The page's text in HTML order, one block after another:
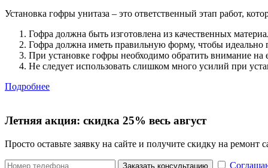
Установка гофры унитаза – это ответственный этап работ,
Гофра должна быть изготовлена из качественных
Гофра должна иметь правильную форму, чтобы идеально
При установке гофры необходимо обратить внимание на
Не следует использовать слишком много усилий при
Подробнее
Летняя акция: скидка 25% весь август
Просто оставьте заявку на сайте и получите скидку на
Заказать консультацию